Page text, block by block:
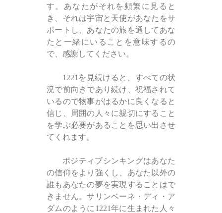
す。あなたがそれを頻繁に見ると
き、それは宇宙と天使があなたをサ
ポートし、あなたの旅を通してあな
たと一緒にいることを意味するの
で、感謝してください。
1221を見続けると、すべての状
況で前向きであり続け、祝福されて
いるので物事がはるかに良くなると
信じ、周囲の人々に親切にすること
を学ぶ必要があることを思い出させ
てくれます。
ポジティブシンキングはあなた
の信仰をより強くし、あなた以外の
誰もあなたの夢を実現することはで
きません。サリンベーネ・ディ・ア
ダムのように1221年に生まれた人々